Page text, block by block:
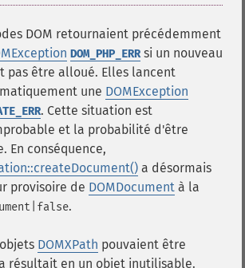
DOM retournaient précédemment
DOM_PHP_ERRsi un nouveau
pas être alloué. Elles lancent
une DOMException
. Cette situation est
et la probabilité d'être
En conséquence,
a désormais
provisoire de DOMDocument à la
.
DOMXPath pouvaient être
résultait en un objet inutilisable.